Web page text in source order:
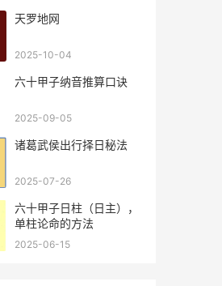
天罗地网
2025-10-04
六十甲子纳音推算口诀
2025-09-05
诸葛武侯出行择日秘法
2025-07-26
六十甲子日柱（日主），
单柱论命的方法
2025-06-15